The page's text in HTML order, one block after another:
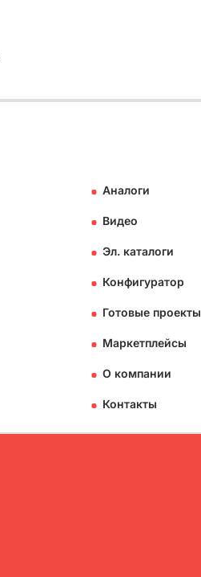
Аналоги
Видео
Эл. каталоги
Конфигуратор
Готовые проекты
Маркетплейсы
О компании
Контакты